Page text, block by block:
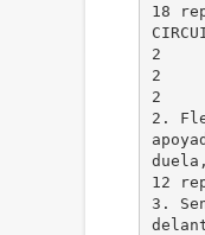
18
2
2
2
2.
12
3.